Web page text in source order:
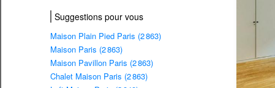
Suggestions pour vous
Maison Plain Pied Paris (2 863)
Maison Paris (2 863)
Maison Pavillon Paris (2 863)
Chalet Maison Paris (2 863)